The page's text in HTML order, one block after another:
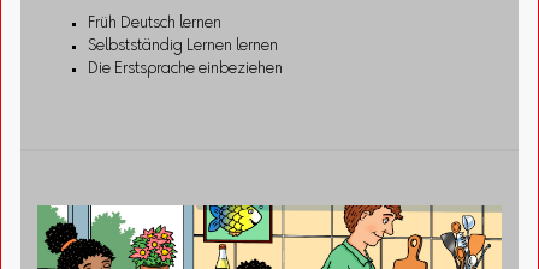
Früh Deutsch lernen
Selbstständig Lernen lernen
Die Erstsprache einbeziehen